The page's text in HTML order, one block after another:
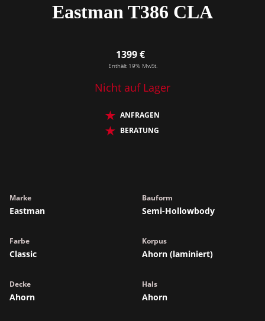
Eastman T386 CLA
1399 €
Enthält 19% MwSt.
Nicht auf Lager
ANFRAGEN
BERATUNG
Marke
Eastman
Bauform
Semi-Hollowbody
Farbe
Classic
Korpus
Ahorn (laminiert)
Decke
Ahorn
Hals
Ahorn